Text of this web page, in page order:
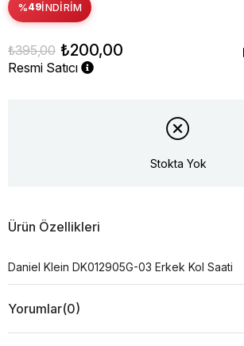
%49İNDIRIM
₺395,00 ₺200,00
Resmi Satıcı
Stokta Yok
Ürün Özellikleri
Daniel Klein DK012905G-03 Erkek Kol Saati
Yorumlar(0)